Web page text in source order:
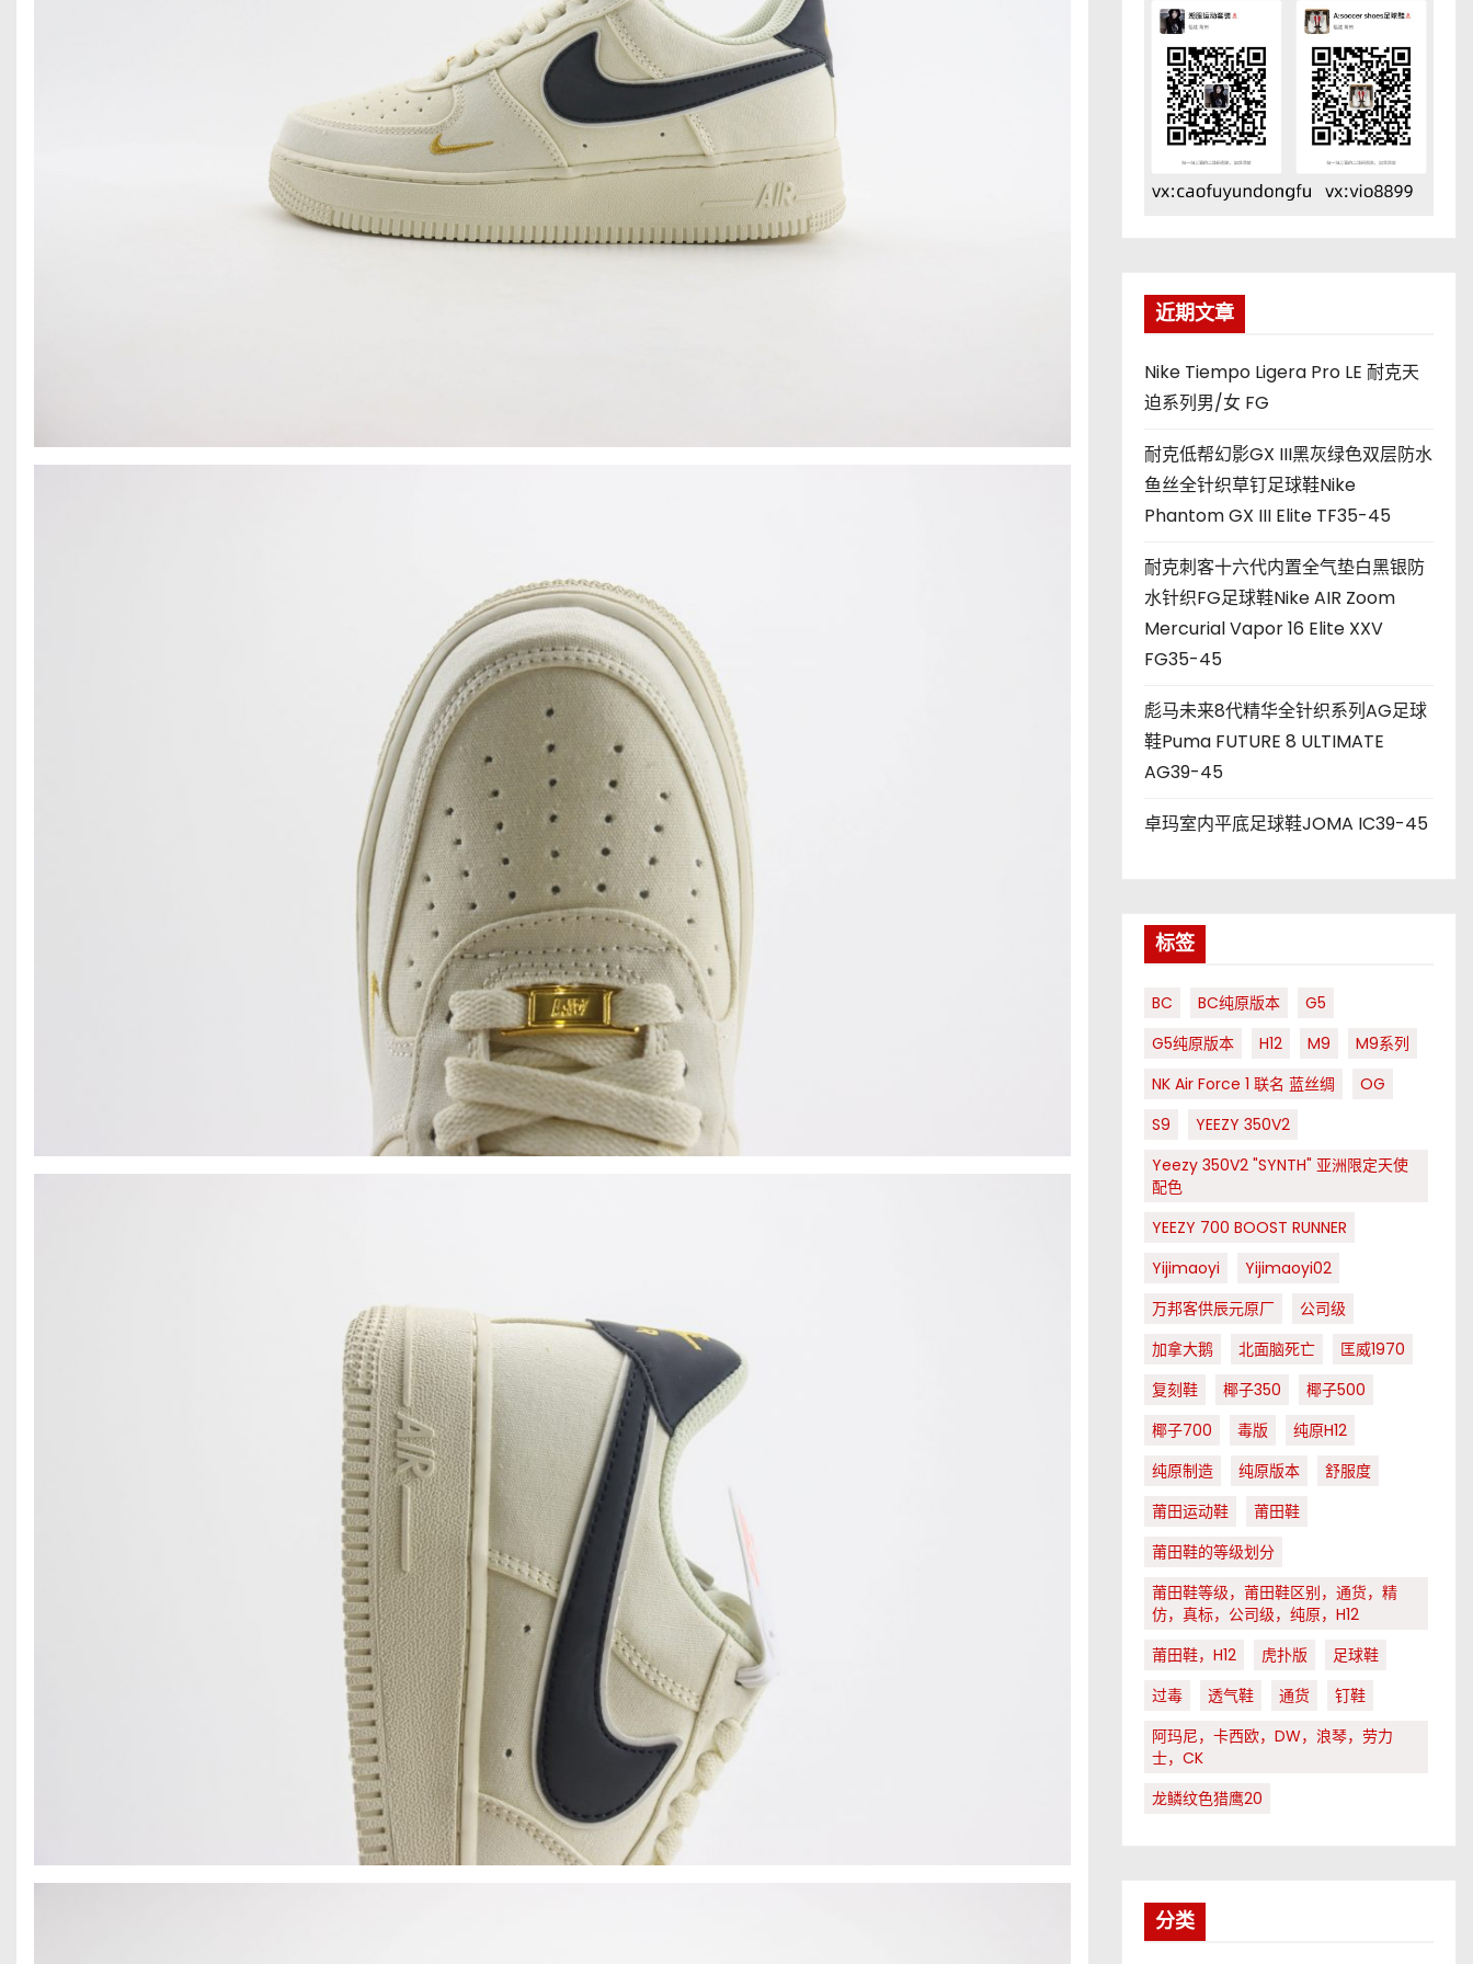
近期文章
Nike Tiempo Ligera Pro LE 耐克天
迫系列男/女 FG
耐克低帮幻影GX III黑灰绿色双层防水
鱼丝全针织草钉足球鞋Nike
Phantom GX III Elite TF35-45
耐克刺客十六代内置全气垫白黑银防
水针织FG足球鞋Nike AIR Zoom
Mercurial Vapor 16 Elite XXV
FG35-45
彪马未来8代精华全针织系列AG足球
鞋Puma FUTURE 8 ULTIMATE
AG39-45
卓玛室内平底足球鞋JOMA IC39-45
标签
BC BC纯原版本
G5
G5纯原版本
H12 M9
M9系列
NK Air Force 1 联名 蓝丝绸
OG
S9
YEEZY 350V2
Yeezy 350V2 "SYNTH" 亚洲限定天使
配色
YEEZY 700 BOOST RUNNER
Yijimaoyi
Yijimaoyi02
万邦客供辰元原厂
公司级
加拿大鹅
北面脑死亡
匡威1970
复刻鞋
椰子350
椰子500
椰子700
毒版
纯原H12
纯原制造
纯原版本
舒服度
莆田运动鞋
莆田鞋
莆田鞋的等级划分
莆田鞋等级，莆田鞋区别，通货，精
仿，真标，公司级，纯原，H12
莆田鞋，H12
虎扑版
足球鞋
过毒
透气鞋 通货
钉鞋
阿玛尼，卡西欧，DW，浪琴，劳力
士，CK
龙鳞纹色猎鹰20
分类